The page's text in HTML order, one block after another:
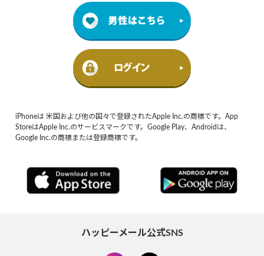
iPhoneは 米国および他の国々で登録されたApple Inc.の商標です。App
StoreはApple Inc.のサービスマークです。Google Play、Androidは、
Google Inc.の商標または登録商標です。
ハッピーメール公式SNS